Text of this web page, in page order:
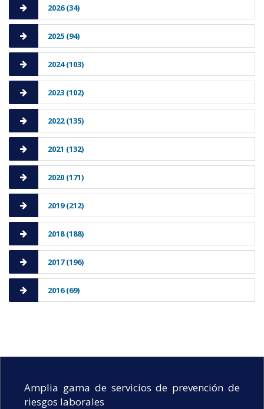
2026 (34)
2025 (94)
2024 (103)
2023 (102)
2022 (135)
2021 (132)
2020 (171)
2019 (212)
2018 (188)
2017 (196)
2016 (69)
Amplia gama de servicios de prevención de
riesgos laborales